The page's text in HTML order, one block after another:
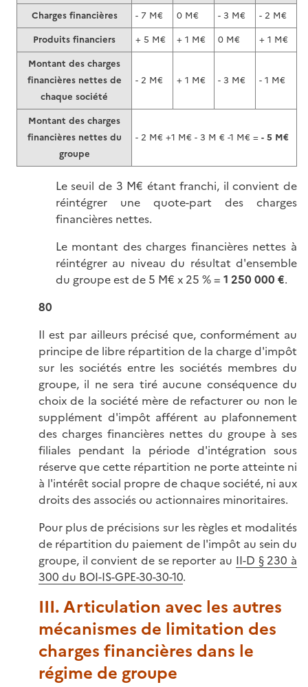
Charges financières
- 7 M€ 0 M€ - 3 M€
- 2 M€
Produits financiers
+ 5 M€ + 1 M€ 0 M€
+ 1 M€
Montant des charges
financières nettes de
chaque société
- 2 M€ + 1 M€ - 3 M€ - 1 M€
Montant des charges
financières nettes du
groupe
- 2 M€ +1 M€ - 3 M € -1 M€ = - 5 M€
Le seuil de 3 M€ étant franchi, il convient de
réintégrer une quote-part des charges
financières nettes.
Le montant des charges financières nettes à
réintégrer au niveau du résultat d'ensemble
du groupe est de 5 M€ x 25 % = 1 250 000 €.
80
Il est par ailleurs précisé que, conformément au
principe de libre répartition de la charge d'impôt
sur les sociétés entre les sociétés membres du
groupe, il ne sera tiré aucune conséquence du
choix de la société mère de refacturer ou non le
supplément d'impôt afférent au plafonnement
des charges financières nettes du groupe à ses
filiales pendant la période d'intégration sous
réserve que cette répartition ne porte atteinte ni
à l'intérêt social propre de chaque société, ni aux
droits des associés ou actionnaires minoritaires.
Pour plus de précisions sur les règles et modalités
de répartition du paiement de l'impôt au sein du
groupe, il convient de se reporter au II-D § 230 à
300 du BOI-IS-GPE-30-30-10.
III. Articulation avec les autres
mécanismes de limitation des
charges financières dans le
régime de groupe